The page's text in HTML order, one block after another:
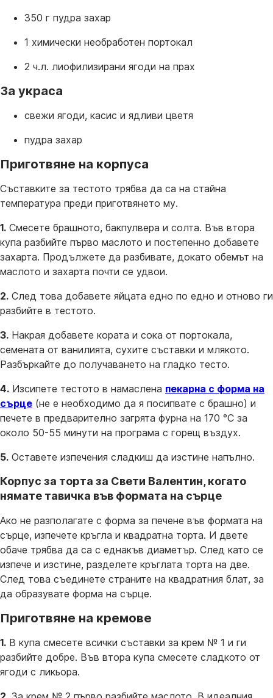
350 г пудра захар
1 химически необработен портокал
2 ч.л. лиофилизирани ягоди на прах
За украса
свежи ягоди, касис и ядливи цветя
пудра захар
Приготвяне на корпуса
Съставките за тестото трябва да са на стайна
температура преди приготвянето му.
1. Смесете брашното, бакпулвера и солта. Във втора
купа разбийте първо маслото и постепенно добавете
захарта. Продължете да разбивате, докато обемът на
маслото и захарта почти се удвои.
2. След това добавете яйцата едно по едно и отново ги
разбийте в тестото.
3. Накрая добавете кората и сока от портокала,
семената от ванилията, сухите съставки и млякото.
Разбъркайте до получаването на гладко тесто.
4. Изсипете тестото в намаслена пекарна с форма на
сърце (не е необходимо да я посипвате с брашно) и
печете в предварително загрята фурна на 170 °C за
около 50-55 минути на програма с горещ въздух.
5. Оставете изпечения сладкиш да изстине напълно.
Корпус за торта за Свети Валентин, когато
нямате тавичка във формата на сърце
Ако не разполагате с форма за печене във формата на
сърце, изпечете кръгла и квадратна торта. И двете
обаче трябва да са с еднакъв диаметър. След като се
изпече и изстине, разделете кръглата торта на две.
След това съединете страните на квадратния блат, за
да образувате форма на сърце.
Приготвяне на кремове
1. В купа смесете всички съставки за крем № 1 и ги
разбийте добре. Във втора купа смесете сладкото от
ягоди с ликьора.